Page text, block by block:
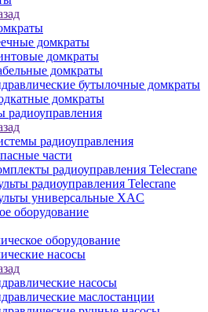
домкраты
домкраты
домкраты
бутылочные домкраты
домкраты
радиоуправления
радиоуправления
части
радиоуправления Telecrane
радиоуправления Telecrane
универсальные XAC
оборудование
оборудование
насосы
насосы
маслостанции